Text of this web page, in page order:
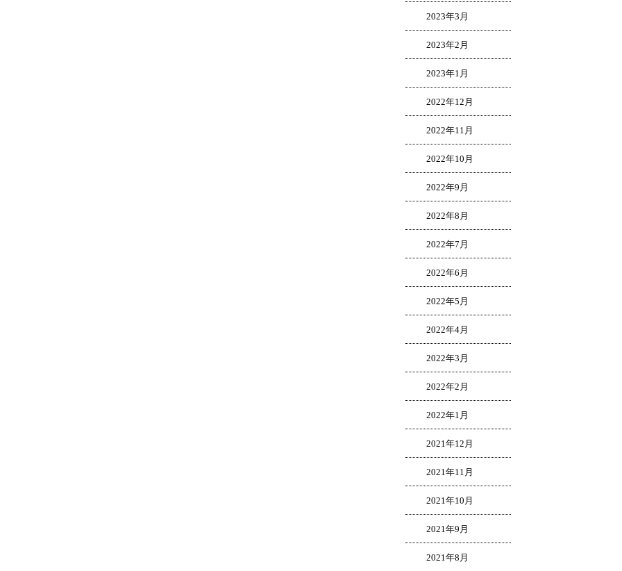
2023年3月
2023年2月
2023年1月
2022年12月
2022年11月
2022年10月
2022年9月
2022年8月
2022年7月
2022年6月
2022年5月
2022年4月
2022年3月
2022年2月
2022年1月
2021年12月
2021年11月
2021年10月
2021年9月
2021年8月